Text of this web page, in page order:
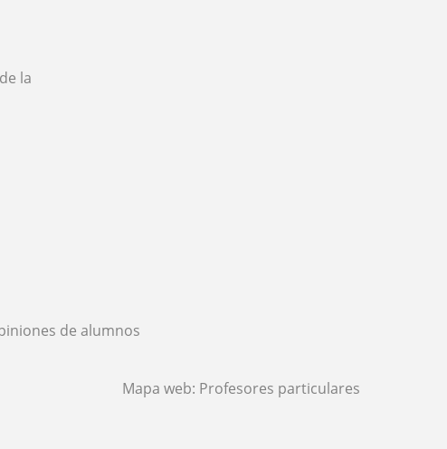
la
de alumnos
Mapa web: Profesores particulares